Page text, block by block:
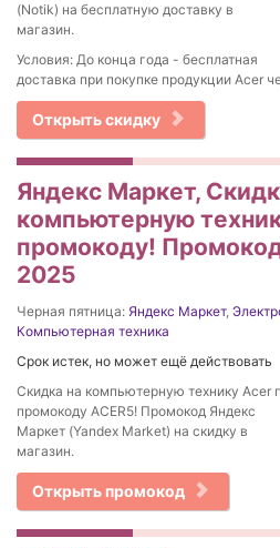
(Notik) на бесплатную доставку в
магазин.
Условия: До конца года - бесплатная
доставка при покупке продукции Acer
Открыть скидку
Яндекс Маркет,
компьютерную
промокоду!
2025
Черная пятница: Яндекс Маркет,
Компьютерная техника
Срок истек, но может ещё действовать
Скидка на компьютерную технику Acer
промокоду ACER5! Промокод Яндекс
Маркет (Yandex Market) на скидку в
магазин.
Открыть промокод